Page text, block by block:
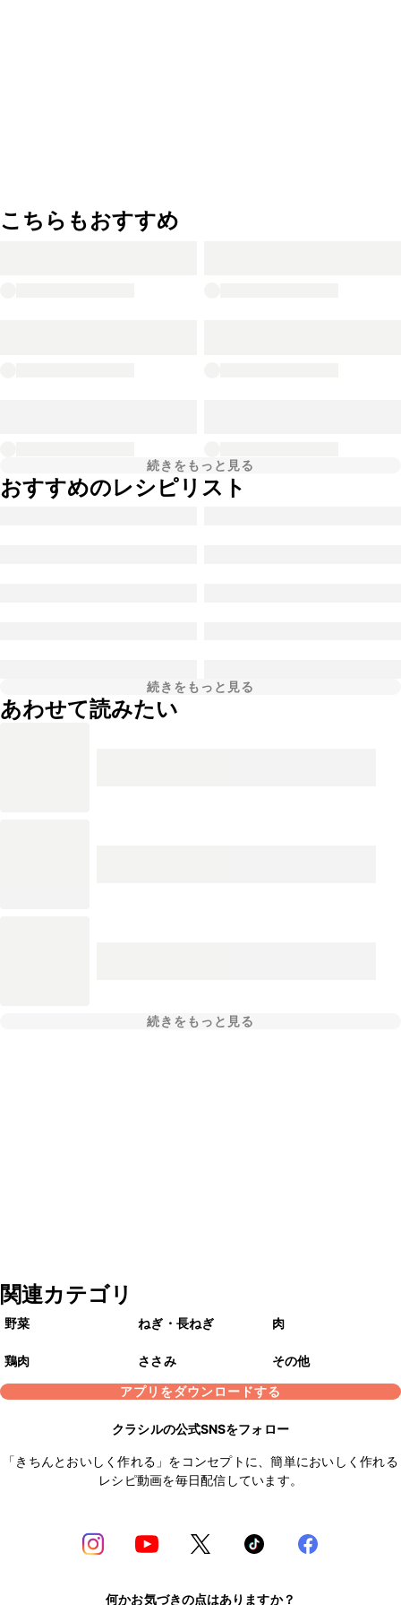
こちらもおすすめ
続きをもっと見る
おすすめのレシピリスト
続きをもっと見る
あわせて読みたい
続きをもっと見る
関連カテゴリ
野菜 ねぎ・長ねぎ 肉
鶏肉 ささみ
その他
アプリをダウンロードする
クラシルの公式SNSをフォロー
「きちんとおいしく作れる」をコンセプトに、簡単においしく作れる
レシピ動画を毎日配信しています。
何かお気づきの点はありますか？